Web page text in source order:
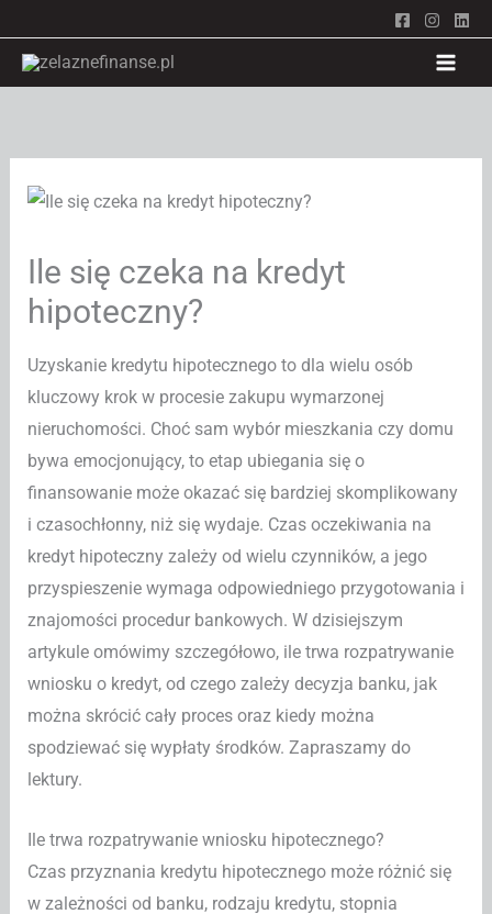
treści
Ile się czeka na kredyt
hipoteczny?
Uzyskanie kredytu hipotecznego to dla wielu osób
kluczowy krok w procesie zakupu wymarzonej
nieruchomości. Choć sam wybór mieszkania czy domu
bywa emocjonujący, to etap ubiegania się o
finansowanie może okazać się bardziej skomplikowany
i czasochłonny, niż się wydaje. Czas oczekiwania na
kredyt hipoteczny zależy od wielu czynników, a jego
przyspieszenie wymaga odpowiedniego przygotowania i
znajomości procedur bankowych. W dzisiejszym
artykule omówimy szczegółowo, ile trwa rozpatrywanie
wniosku o kredyt, od czego zależy decyzja banku, jak
można skrócić cały proces oraz kiedy można
spodziewać się wypłaty środków. Zapraszamy do
lektury.
Ile trwa rozpatrywanie wniosku hipotecznego?
Czas przyznania kredytu hipotecznego może różnić się
w zależności od banku, rodzaju kredytu, stopnia